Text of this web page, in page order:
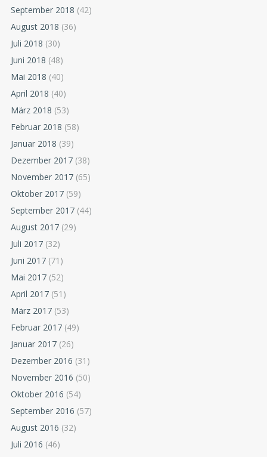
September 2018 (42)
August 2018 (36)
Juli 2018 (30)
Juni 2018 (48)
Mai 2018 (40)
April 2018 (40)
März 2018 (53)
Februar 2018 (58)
Januar 2018 (39)
Dezember 2017 (38)
November 2017 (65)
Oktober 2017 (59)
September 2017 (44)
August 2017 (29)
Juli 2017 (32)
Juni 2017 (71)
Mai 2017 (52)
April 2017 (51)
März 2017 (53)
Februar 2017 (49)
Januar 2017 (26)
Dezember 2016 (31)
November 2016 (50)
Oktober 2016 (54)
September 2016 (57)
August 2016 (32)
Juli 2016 (46)